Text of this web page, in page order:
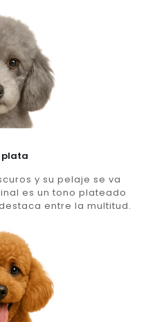
plata
y su pelaje se va
es un tono plateado
entre la multitud.